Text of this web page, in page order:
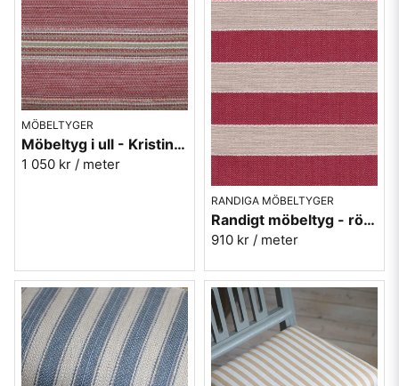
MÖBELTYGER
Möbeltyg i ull - Kristina nr.30 röd
1 050 kr / meter
RANDIGA MÖBELTYGER
Randigt möbeltyg - röd Hubertus nr.32
910 kr / meter